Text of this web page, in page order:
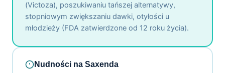
(Victoza), poszukiwaniu tańszej alternatywy,
stopniowym zwiększaniu dawki, otyłości u
młodzieży (FDA zatwierdzone od 12 roku życia).
Nudności na Saxenda